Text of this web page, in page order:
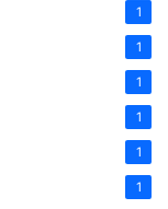
1
1
1
1
1
1